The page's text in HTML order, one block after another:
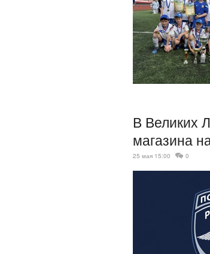
В Великих
магазина
25 мая 15:00 0